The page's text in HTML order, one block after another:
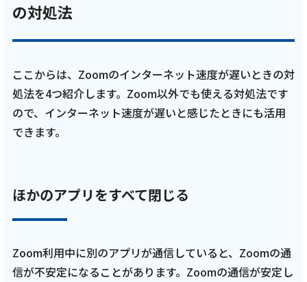
の対処法
ここからは、Zoomのインターネット速度が遅いときの対
処法を4つ紹介します。Zoom以外でも使える対処法です
ので、インターネット速度が遅いと感じたときにも活用
できます。
ほかのアプリをすべて閉じる
Zoom利用中に別のアプリが通信していると、Zoomの通
信が不安定になることがあります。Zoomの通信が安定し